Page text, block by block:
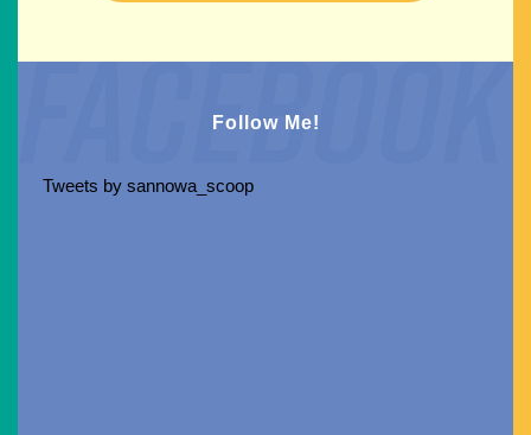
Follow Me!
Tweets by sannowa_scoop